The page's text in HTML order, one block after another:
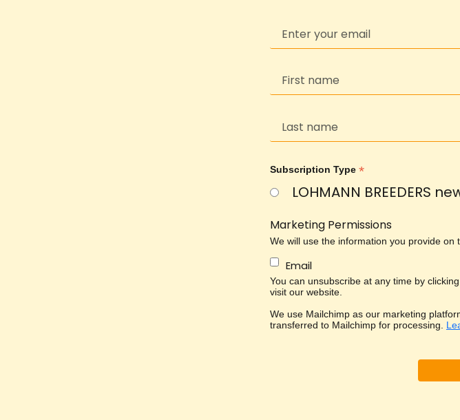
Subscription Type *
LOHMANN BREEDERS
Marketing Permissions
We will use the information you provide on
Email
You can unsubscribe at any time by
visit our website.
We use Mailchimp as our marketing
transferred to Mailchimp for processing.